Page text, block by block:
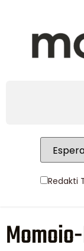
Redakti